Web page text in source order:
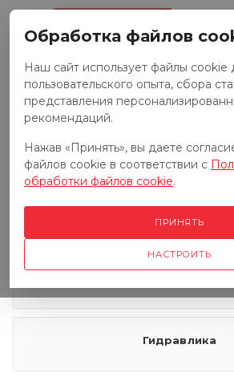
Запчасти к
Запчасти к грузовым
Гидравлика
Обработка файлов
Наш сайт использует файлы cookie
пользовательского опыта, сбора
представления
рекомендаций.
Нажав «Принять», вы даете
файлов cookie в соответствии с
обработки файлов cookie.
НАСТРОИТЬ
ПРИНЯТЬ